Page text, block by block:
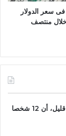
سعر الدولار
خلال منتصف
أعلنت إمارة منطقة المدينة المنورة، فى بيان لها منذ قليل، أن 12 شخصا